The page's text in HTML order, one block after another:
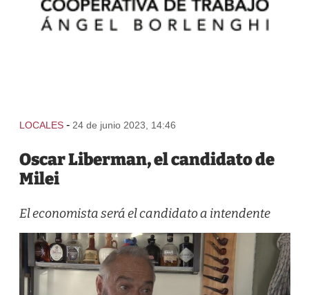
LOCALES - 24 de junio 2023, 14:46
Oscar Liberman, el candidato de
Milei
El economista será el candidato a intendente